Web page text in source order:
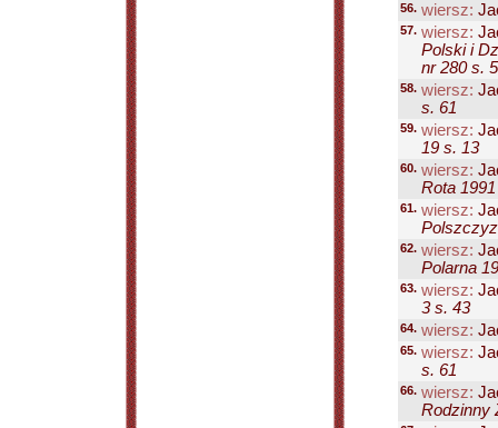
56. wiersz:
57. wiersz:
Polski i
nr 280 s. 5
58. wiersz:
s. 61
59. wiersz:
19 s. 13
60. wiersz:
Rota
61. wiersz:
62. wiersz:
Polarna
63. wiersz:
3 s. 43
64. wiersz:
65. wiersz:
s. 61
66. wiersz:
Rodzinny